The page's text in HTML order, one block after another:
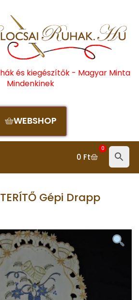
és kiegészítők - Magyar Minta
Mindenkinek
WEBSHOP
0 Ft
0
Gépi Drapp